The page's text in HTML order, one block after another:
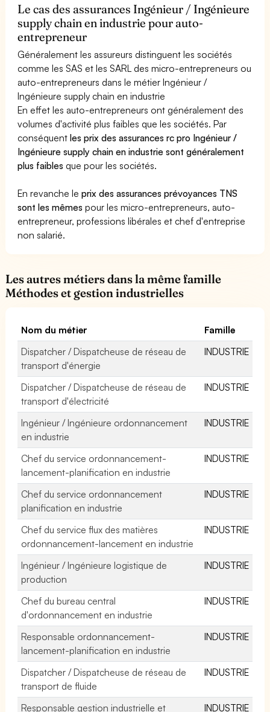
Le cas des assurances Ingénieur / Ingénieure
supply chain en industrie pour auto-
entrepreneur
Généralement les assureurs distinguent les sociétés
comme les SAS et les SARL des micro-entrepreneurs ou
auto-entrepreneurs dans le métier Ingénieur /
Ingénieure supply chain en industrie
En effet les auto-entrepreneurs ont généralement des
volumes d'activité plus faibles que les sociétés. Par
conséquentles prix des assurances rc pro Ingénieur /
Ingénieure supply chain en industrie sont généralement
plus faibles que pour les sociétés.
En revanche leprix des assurances prévoyances TNS
sont les mêmes pour les micro-entrepreneurs, auto-
entrepreneur, professions libérales et chef d'entreprise
non salarié.
Les autres métiers dans la même famille
Méthodes et gestion industrielles
Nom du métier
Famille
Dispatcher / Dispatcheuse de réseau de
transport d'énergie
INDUSTRIE
Dispatcher / Dispatcheuse de réseau de
transport d'électricité
INDUSTRIE
Ingénieur / Ingénieure ordonnancement
en industrie
INDUSTRIE
Chef du service ordonnancement-
lancement-planification en industrie
INDUSTRIE
Chef du service ordonnancement
planification en industrie
INDUSTRIE
Chef du service flux des matières
ordonnancement-lancement en industrie
INDUSTRIE
Ingénieur / Ingénieure logistique de
production
INDUSTRIE
Chef du bureau central
d'ordonnancement en industrie
INDUSTRIE
Responsable ordonnancement-
lancement-planification en industrie
INDUSTRIE
Dispatcher / Dispatcheuse de réseau de
transport de fluide
INDUSTRIE
Responsable gestion industrielle et INDUSTRIE